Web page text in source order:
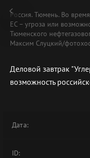
Россия. Тюмень. Во
ЕС – угроза или
Тюменского
Максим Слуцкий/
Деловой завтрак
возможность
Дата:
ID: